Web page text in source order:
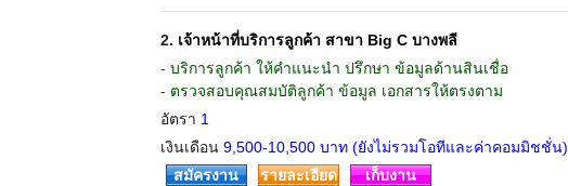
2. เจ้าหน้าที่บริการลูกค้า สาขา Big C บางพลี
- บริการลูกค้า ให้คำแนะนำ ปรึกษา ข้อมูลด้านสินเชื่อ
- ตรวจสอบคุณสมบัติลูกค้า ข้อมูล เอกสารให้ตรงตาม
อัตรา 1
เงินเดือน 9,500-10,500 บาท (ยังไม่รวมโอทีและค่าคอมมิชชั่น)
สมัครงาน รายละเอียด เก็บงาน